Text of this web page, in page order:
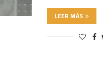
LEER MÁS